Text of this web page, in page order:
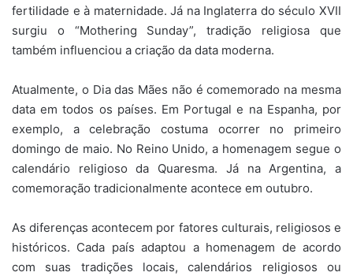
fertilidade e à maternidade. Já na Inglaterra do século XVII
surgiu o “Mothering Sunday”, tradição religiosa que
também influenciou a criação da data moderna.
Atualmente, o Dia das Mães não é comemorado na mesma
data em todos os países. Em Portugal e na Espanha, por
exemplo, a celebração costuma ocorrer no primeiro
domingo de maio. No Reino Unido, a homenagem segue o
calendário religioso da Quaresma. Já na Argentina, a
comemoração tradicionalmente acontece em outubro.
As diferenças acontecem por fatores culturais, religiosos e
históricos. Cada país adaptou a homenagem de acordo
com suas tradições locais, calendários religiosos ou